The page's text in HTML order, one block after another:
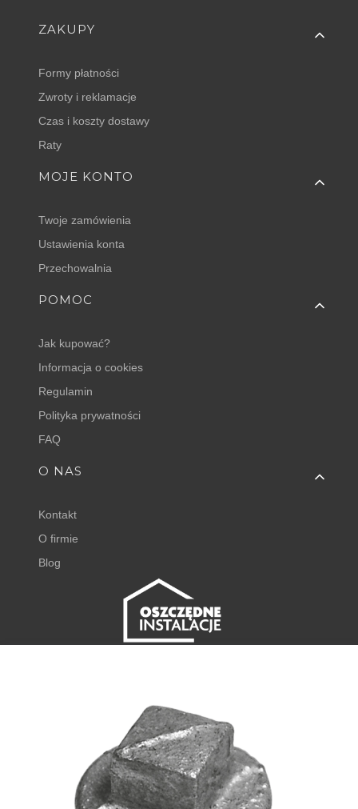
Linki w stopce
ZAKUPY
Formy płatności
Zwroty i reklamacje
Czas i koszty dostawy
Raty
MOJE KONTO
Twoje zamówienia
Ustawienia konta
Przechowalnia
POMOC
Jak kupować?
Informacja o cookies
Regulamin
Polityka prywatności
FAQ
O NAS
Kontakt
O firmie
Blog
Juliana Tuwima 23
62-050 Mosina
+48 798 768 768 ⌂ godz. 8:00 - 16:00
sklep@oszczedneinstalacje.pl
DODAJ DO KOSZYKA